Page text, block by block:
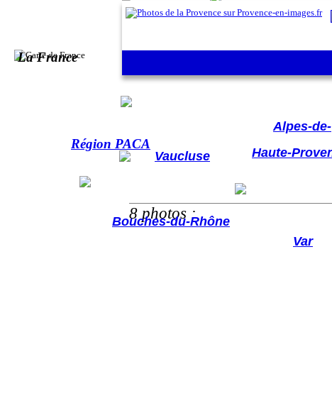
La Chapelle-en-Vercors - La ville
8 photos :
La France
Région PACA
Bouches-du-Rhône
Vaucluse
Var
Alpes-de-
Haute-